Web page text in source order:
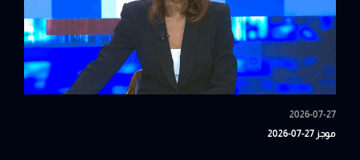
2026-07-27
موجز 27-07-2026